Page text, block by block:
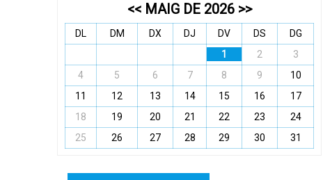
<<MAIG DE 2026 >>
DL DM DX DJ DV DS
DG
1
2
3
4
5 6 7 8 9
10
11
12 13 14 15 16
17
18
19 20 21 22 23
24
25
26 27 28 29 30 31